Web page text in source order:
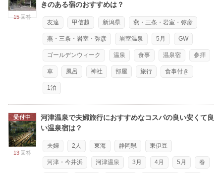
15 回答
きのある宿のおすすめは？
友達 甲信越 新潟県 燕・三条・岩室・弥彦
燕・三条・岩室・弥彦 岩室温泉 5月 GW
ゴールデンウィーク 温泉 食事 温泉宿 参拝
車 風呂 神社 部屋 旅行 食事付き
1泊
受付中
13 回答
河津温泉で夫婦旅行におすすめなコスパの良い安くて良
い温泉宿は？
夫婦 2人 東海 静岡県 東伊豆
河津・今井浜 河津温泉 3月 4月 5月 春